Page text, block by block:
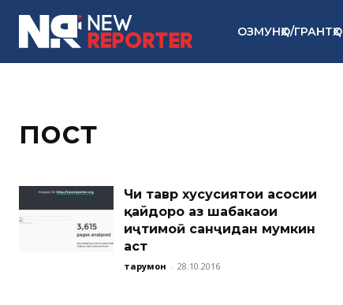
ОЗМУНҲО/ГРАНТҲО
пост
Чи тавр хусусиятҳои асосии
қайдҳоро аз шабакаҳои
иҷтимоӣ санҷидан мумкин
аст
тарҷумон - 28.10.2016